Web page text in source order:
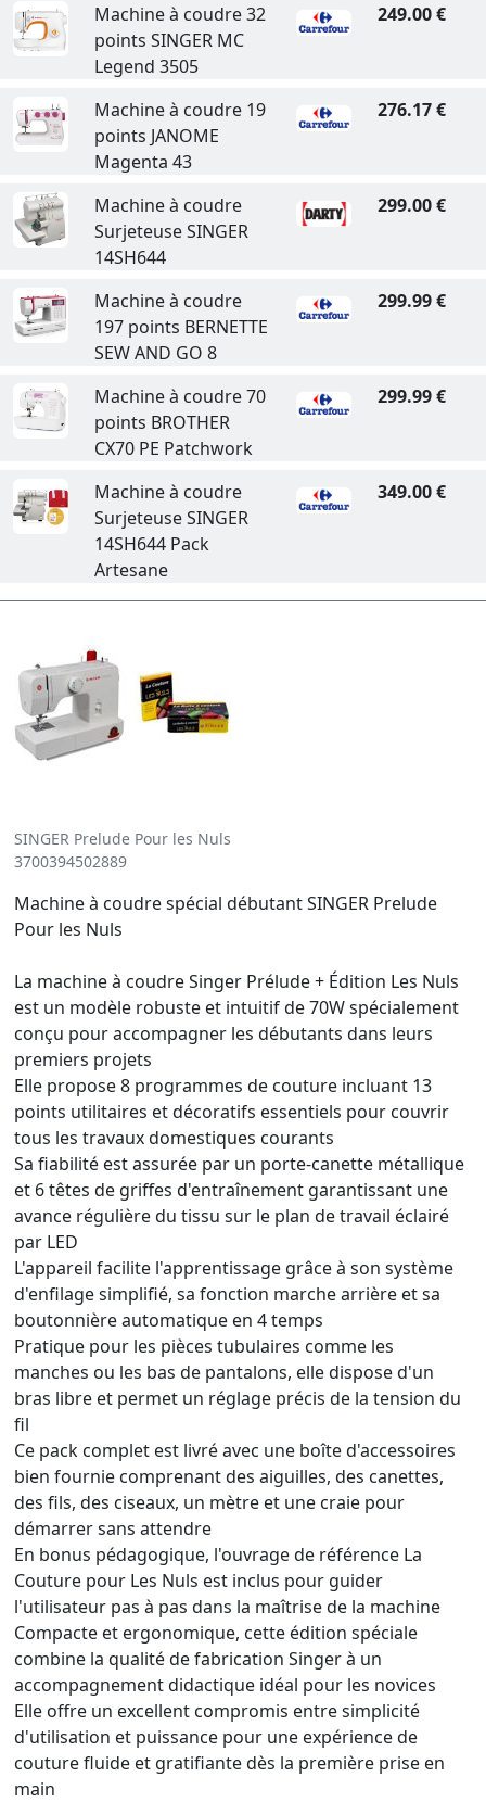
Machine à coudre 32
points SINGER MC
Legend 3505
249.00 €
Machine à coudre 19
points JANOME
Magenta 43
276.17 €
Machine à coudre
Surjeteuse SINGER
14SH644
299.00 €
Machine à coudre
197 points BERNETTE
SEW AND GO 8
299.99 €
Machine à coudre 70
points BROTHER
CX70 PE Patchwork
299.99 €
Machine à coudre
Surjeteuse SINGER
14SH644 Pack
Artesane
349.00 €
SINGER Prelude Pour les Nuls
3700394502889
Machine à coudre spécial débutant SINGER Prelude
Pour les Nuls
La machine à coudre Singer Prélude + Édition Les Nuls
est un modèle robuste et intuitif de 70W spécialement
conçu pour accompagner les débutants dans leurs
premiers projets
Elle propose 8 programmes de couture incluant 13
points utilitaires et décoratifs essentiels pour couvrir
tous les travaux domestiques courants
Sa fiabilité est assurée par un porte-canette métallique
et 6 têtes de griffes d'entraînement garantissant une
avance régulière du tissu sur le plan de travail éclairé
par LED
L'appareil facilite l'apprentissage grâce à son système
d'enfilage simplifié, sa fonction marche arrière et sa
boutonnière automatique en 4 temps
Pratique pour les pièces tubulaires comme les
manches ou les bas de pantalons, elle dispose d'un
bras libre et permet un réglage précis de la tension du
fil
Ce pack complet est livré avec une boîte d'accessoires
bien fournie comprenant des aiguilles, des canettes,
des fils, des ciseaux, un mètre et une craie pour
démarrer sans attendre
En bonus pédagogique, l'ouvrage de référence La
Couture pour Les Nuls est inclus pour guider
l'utilisateur pas à pas dans la maîtrise de la machine
Compacte et ergonomique, cette édition spéciale
combine la qualité de fabrication Singer à un
accompagnement didactique idéal pour les novices
Elle offre un excellent compromis entre simplicité
d'utilisation et puissance pour une expérience de
couture fluide et gratifiante dès la première prise en
main